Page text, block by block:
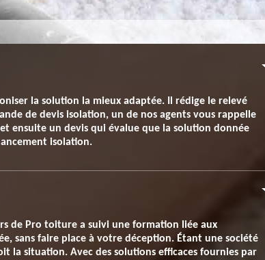
la solution la mieux adaptée. Il rédige le relevé
de devis isolation, un de nos agents vous rappelle
ensuite un devis qui évalue que la solution donnée
isolation.
de Pro toiture a suivi une formation liée aux
sans faire place à votre déception. Étant une société
la situation. Avec des solutions efficaces fournies par